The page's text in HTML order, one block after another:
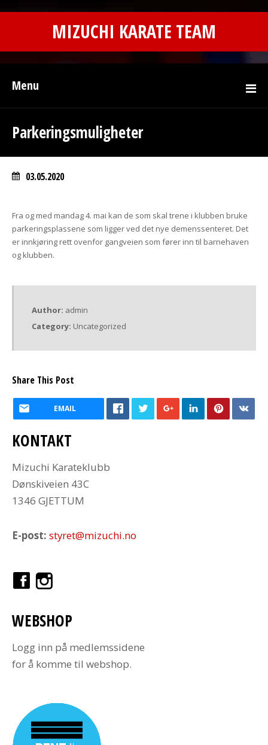
MIZUCHI KARATE TEAM
Menu
Parkeringsmuligheter
03.05.2020
Fra og med mandag 4. mai kan de som skal trene i klubben bruke
parkeringsplassene som ligger ved det nye demenssenteret. Det
er innkjøring rett ovenfor gangveien som fører inn til barnehaven
og klubben.
Author: admin
Category: Uncategorized
Share This Post
EMAIL
KONTAKT
Mizuchi Karateklubb
Dønskiveien 43C
1346 GJETTUM
E-post: styret@mizuchi.no
WEBSHOP
Logg inn på medlemssidene
for å komme til webshop.